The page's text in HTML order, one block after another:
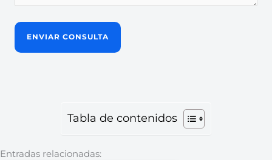
Tabla de contenidos
Entradas relacionadas: